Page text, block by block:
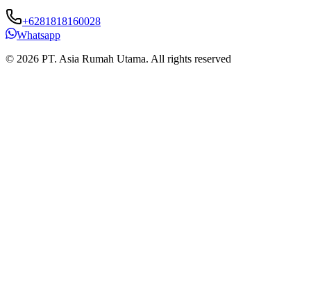
+6281818160028
Whatsapp
© 2026 PT. Asia Rumah Utama. All rights reserved